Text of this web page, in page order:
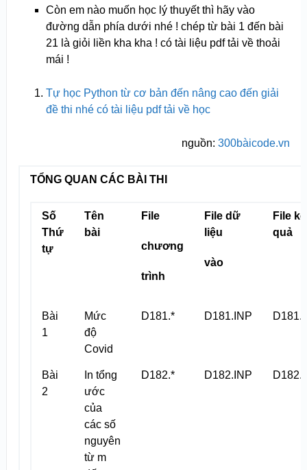
Còn em nào muốn học lý thuyết thì hãy vào
đường dẫn phía dưới nhé ! chép từ bài 1 đến bài
21 là giỏi liền kha kha ! có tài liệu pdf tải về thoải
mái !
Tự học Python từ cơ bản đến nâng cao đến giải
đề thi nhé có tài liệu pdf tải về học
nguồn:300bàicode.vn
TỔNG QUAN CÁC BÀI THI
Số
Thứ
tự
Tên
bài
File
chương
trình
File dữ
liệu
vào
File
quả
Bài
1
Mức
độ
Covid
D181.* D181.INP
Bài
2
In tổng
ước
của
các số
nguyên
từ m
D182.* D182.INP